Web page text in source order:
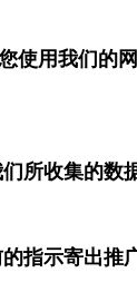
使用我们的
收集的数
指示寄出